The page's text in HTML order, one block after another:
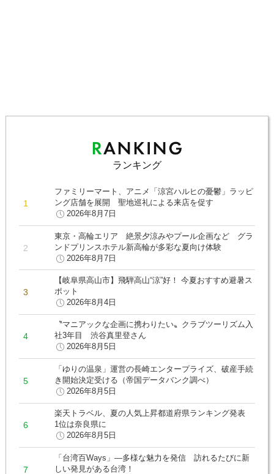
ランキング
ファミリーマート、アニメ「涼宮ハルヒの憂鬱」ラッピ
ング店舗を展開 聖地巡礼による来店を促す
2026年8月7日
東京・高輪エリア 絶景夕涼みやプール企画など グラ
ンドプリンスホテル新高輪が多彩な夏向け体験
2026年8月7日
【岐阜県高山市】飛騨高山“涼”好！ 今夏おすすめ避暑ス
ポット
2026年8月4日
〝マニアックな企画に携わりたい〟クラブツーリズム入
社3年目 渋谷真里登さん
2026年8月5日
「ゆりの温泉」運営の長崎エンタープライズ、破産手続
き開始決定受ける（帝国データバンク調べ）
2026年8月5日
楽天トラベル、夏の人気上昇都道府県ランキング発表
1位は奈良県に
2026年8月5日
「台湾百Ways」―多様な魅力を発信 訪れるたびに新
しい発見がある台湾！